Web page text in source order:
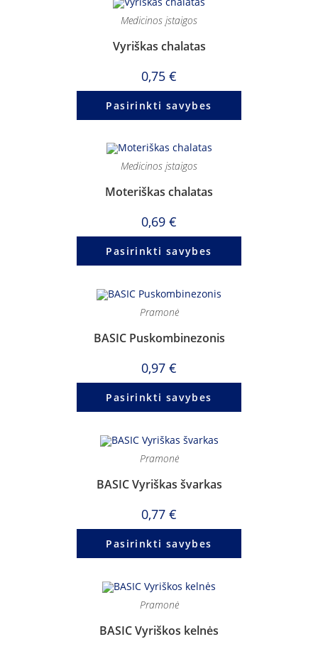
Medicinos įstaigos
Vyriškas chalatas
0,75 €
Pasirinkti savybes
Medicinos įstaigos
Moteriškas chalatas
0,69 €
Pasirinkti savybes
Pramonė
BASIC Puskombinezonis
0,97 €
Pasirinkti savybes
Pramonė
BASIC Vyriškas švarkas
0,77 €
Pasirinkti savybes
Pramonė
BASIC Vyriškos kelnės